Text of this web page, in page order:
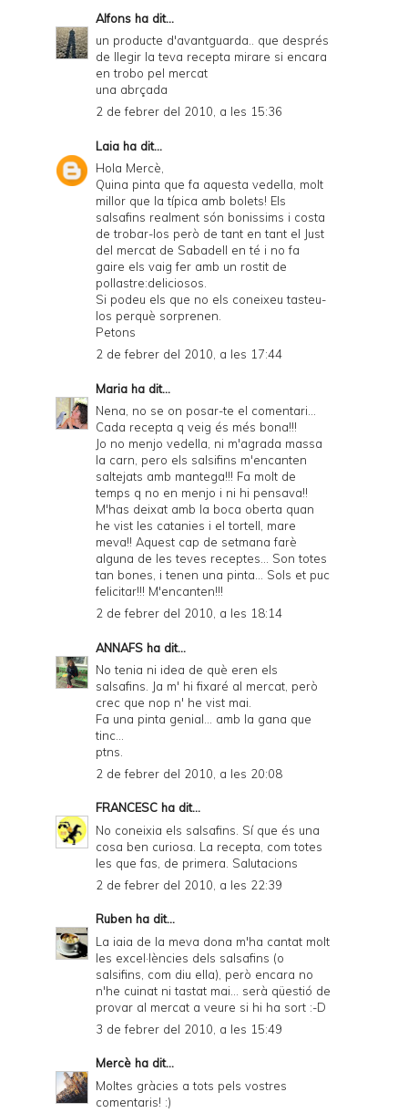
Alfons ha dit...
un producte d'avantguarda.. que després
de llegir la teva recepta mirare si encara
en trobo pel mercat
una abrçada
2 de febrer del 2010, a les 15:36
Laia ha dit...
Hola Mercè,
Quina pinta que fa aquesta vedella, molt
millor que la típica amb bolets! Els
salsafins realment són bonissims i costa
de trobar-los però de tant en tant el Just
del mercat de Sabadell en té i no fa
gaire els vaig fer amb un rostit de
pollastre:deliciosos.
Si podeu els que no els coneixeu tasteu-
los perquè sorprenen.
Petons
2 de febrer del 2010, a les 17:44
Maria ha dit...
Nena, no se on posar-te el comentari...
Cada recepta q veig és més bona!!!
Jo no menjo vedella, ni m'agrada massa
la carn, pero els salsifins m'encanten
saltejats amb mantega!!! Fa molt de
temps q no en menjo i ni hi pensava!!
M'has deixat amb la boca oberta quan
he vist les catanies i el tortell, mare
meva!! Aquest cap de setmana farè
alguna de les teves receptes... Son totes
tan bones, i tenen una pinta... Sols et puc
felicitar!!! M'encanten!!!
2 de febrer del 2010, a les 18:14
ANNAFS ha dit...
No tenia ni idea de què eren els
salsafins. Ja m' hi fixaré al mercat, però
crec que nop n' he vist mai.
Fa una pinta genial... amb la gana que
tinc...
ptns.
2 de febrer del 2010, a les 20:08
FRANCESC ha dit...
No coneixia els salsafins. Sí que és una
cosa ben curiosa. La recepta, com totes
les que fas, de primera. Salutacions
2 de febrer del 2010, a les 22:39
Ruben ha dit...
La iaia de la meva dona m'ha cantat molt
les excel·lències dels salsafins (o
salsifins, com diu ella), però encara no
n'he cuinat ni tastat mai... serà qüestió de
provar al mercat a veure si hi ha sort :-D
3 de febrer del 2010, a les 15:49
Mercè ha dit...
Moltes gràcies a tots pels vostres
comentaris! :)